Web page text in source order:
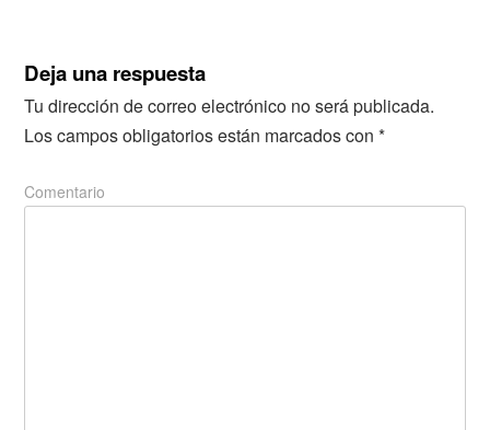
Deja una respuesta
Tu dirección de correo electrónico no será publicada.
Los campos obligatorios están marcados con*
Comentario